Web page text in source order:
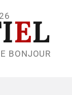
EL
BONJOUR